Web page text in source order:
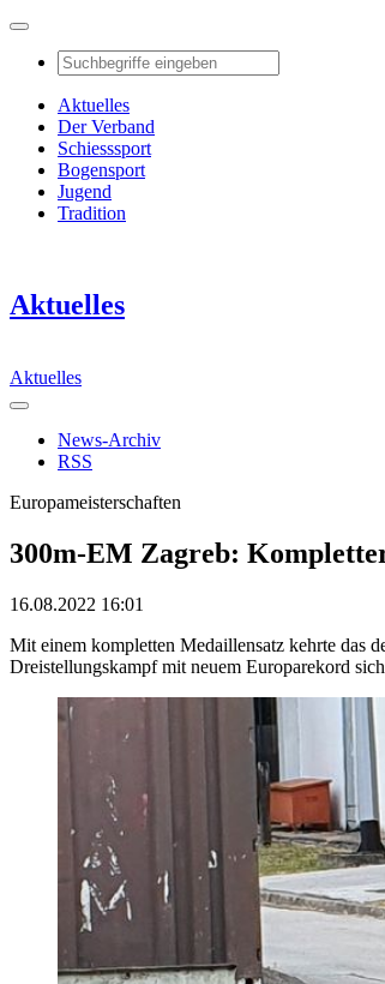
Aktuelles
Der Verband
Schiesssport
Bogensport
Jugend
Tradition
Aktuelles
Aktuelles
News-Archiv
RSS
Europameisterschaften
300m-EM Zagreb:
16.08.2022 16:01
Mit einem kompletten Medaillensatz kehrte das
Dreistellungskampf mit neuem Europarekord